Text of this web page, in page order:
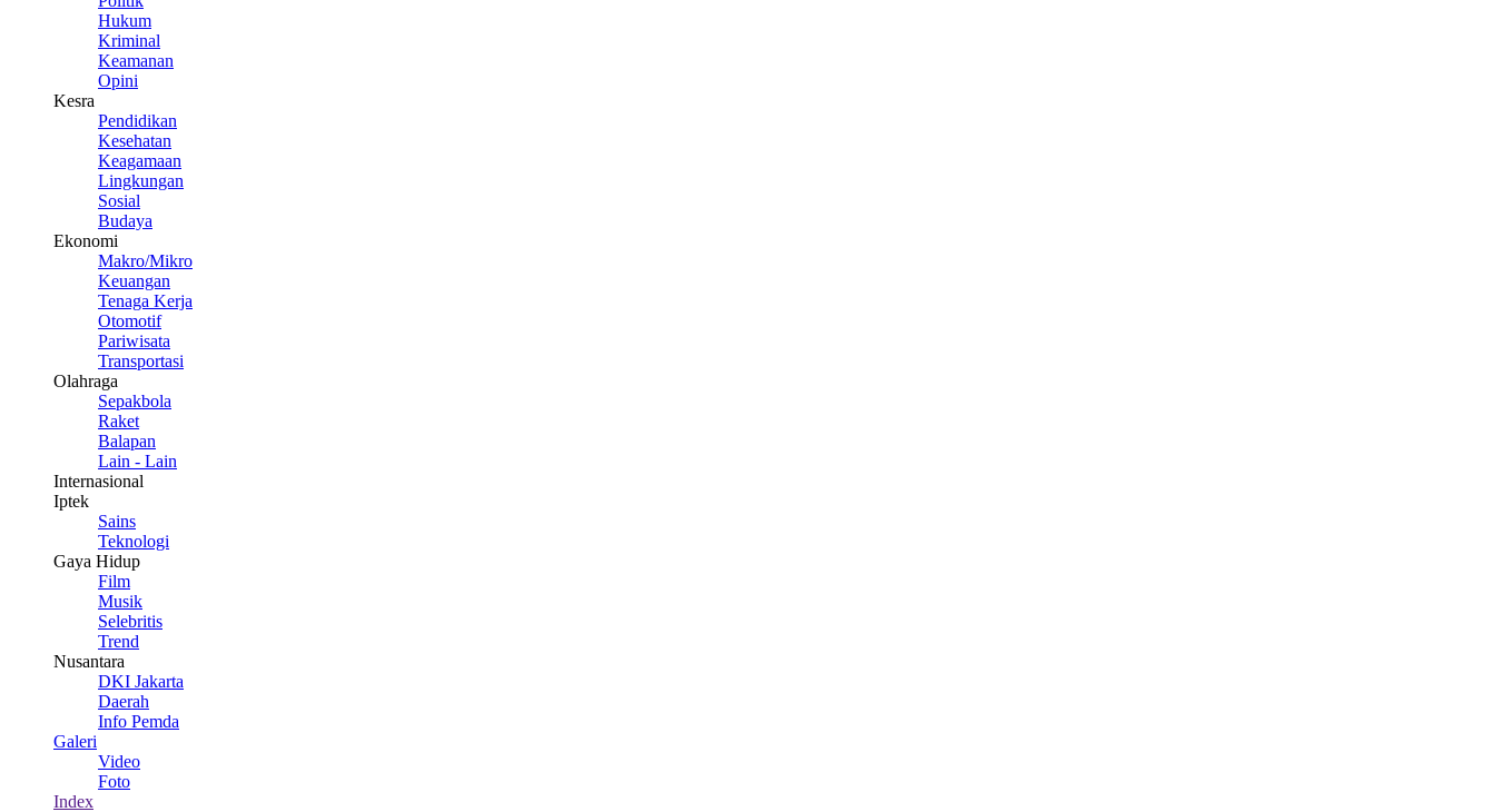
Hukum
Kriminal
Keamanan
Opini
Kesra
Pendidikan
Kesehatan
Keagamaan
Lingkungan
Sosial
Budaya
Ekonomi
Makro/Mikro
Keuangan
Tenaga Kerja
Otomotif
Pariwisata
Transportasi
Olahraga
Sepakbola
Raket
Balapan
Lain - Lain
Internasional
Iptek
Sains
Teknologi
Gaya Hidup
Film
Musik
Selebritis
Trend
Nusantara
DKI Jakarta
Daerah
Info Pemda
Galeri
Video
Foto
Index